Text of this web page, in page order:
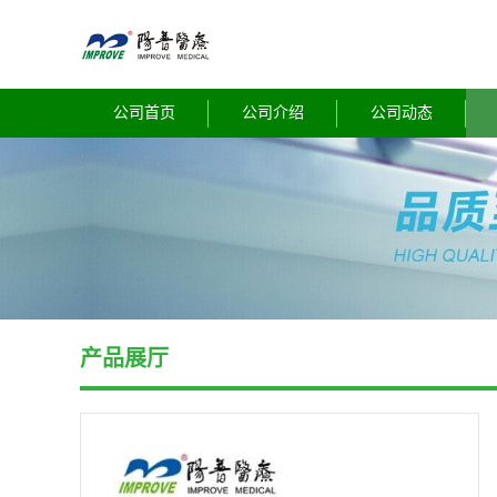
公司首页 公司介绍 公司动态
产品展厅